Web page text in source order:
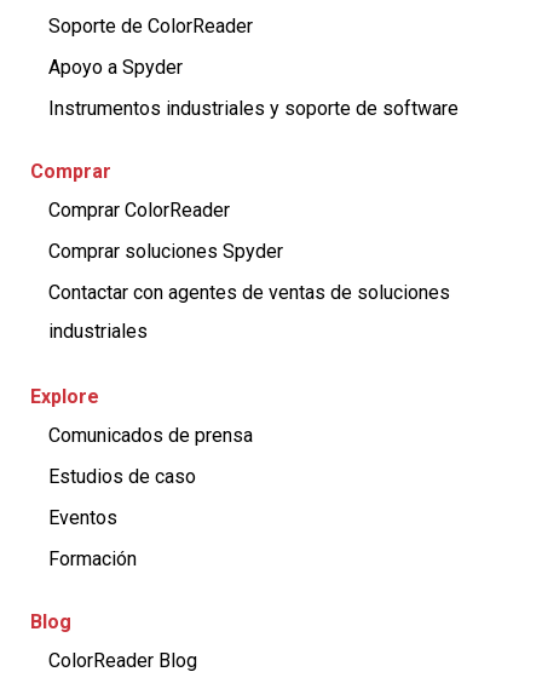
Soporte de ColorReader
Apoyo a Spyder
Instrumentos industriales y soporte de software
Comprar
Comprar ColorReader
Comprar soluciones Spyder
Contactar con agentes de ventas de soluciones
industriales
Explore
Comunicados de prensa
Estudios de caso
Eventos
Formación
Blog
ColorReader Blog